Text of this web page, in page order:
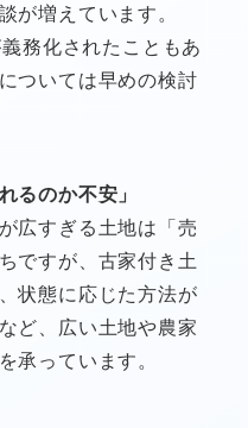
が増えています。
務化されたこともあ
ついては早めの検討
るのか不安」
広すぎる土地は「売
ですが、古家付き土
状態に応じた方法が
ど、広い土地や農家
承っています。